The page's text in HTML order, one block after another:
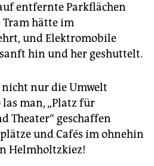
entfernte Parkflächen
hätte im
und Elektromobile
hin und her geshuttelt.
nicht nur die Umwelt
las man, „Platz für
Theater“ geschaffen
und Cafés im ohnehin
Helmholtzkiez!